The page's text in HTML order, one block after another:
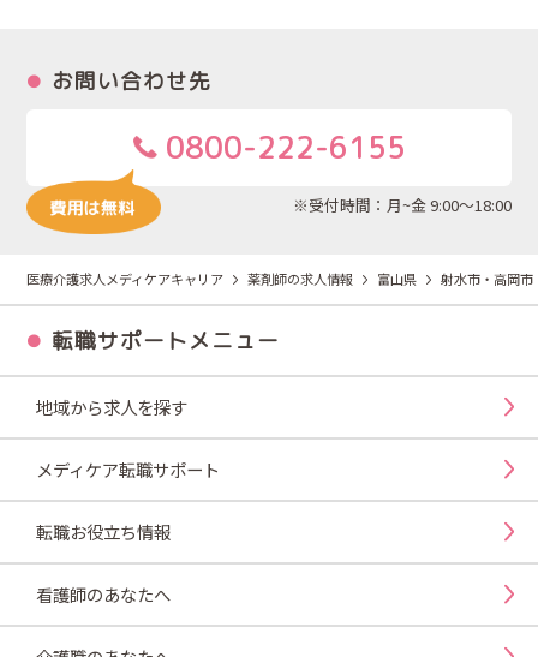
お問い合わせ先
0800-222-6155
※受付時間：月~金 9:00～18:00
医療介護求人メディケアキャリア 薬剤師の求人情報 富山県 射水市・高岡市
転職サポートメニュー
地域から求人を探す
メディケア転職サポート
転職お役立ち情報
看護師のあなたへ